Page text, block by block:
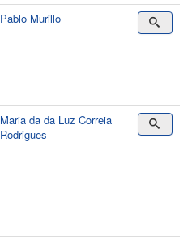
Pablo Murillo
Maria da da Luz Correia
Rodrigues